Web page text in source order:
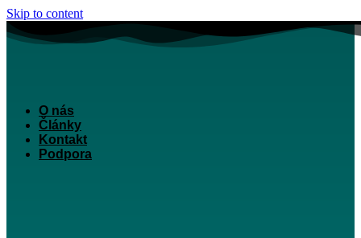
Skip to content
O nás
Články
Kontakt
Podpora